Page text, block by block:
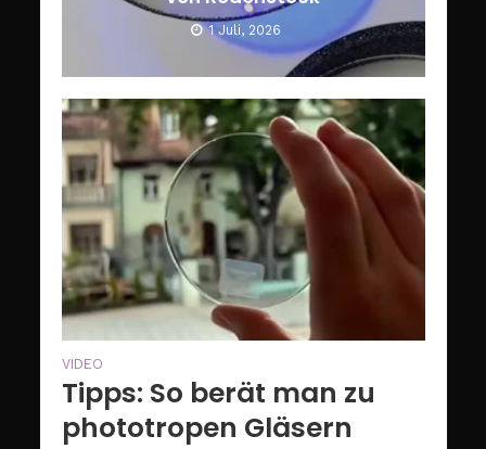
1 Juli, 2026
VIDEO
Tipps: So berät man zu
phototropen Gläsern